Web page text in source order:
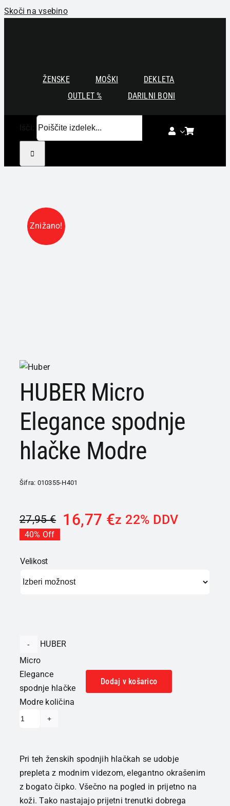
Skoči na vsebino
ŽENSKE MOŠKI
DEKLETA
OUTLET %
DARILNI BONI
Išči:
Znižano!
HUBER Micro
Elegance spodnje
hlačke Modre
Šifra: 010355-H401
27,95€ 16,77 €z 22% DDV
40% Off
Velikost
HUBER
Micro
Elegance
spodnje hlačke
Modre količina
Dodaj v košarico
Pri teh ženskih spodnjih hlačkah se udobje
prepleta z modnim videzom, elegantno okrašenim
z bogato čipko. Všečno na pogled in prijetno na
koži. Tako nastajajo prijetni trenutki dobrega